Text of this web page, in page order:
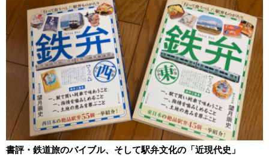
書評・鉄道旅のバイブル、そして駅弁文化の「近現代史」